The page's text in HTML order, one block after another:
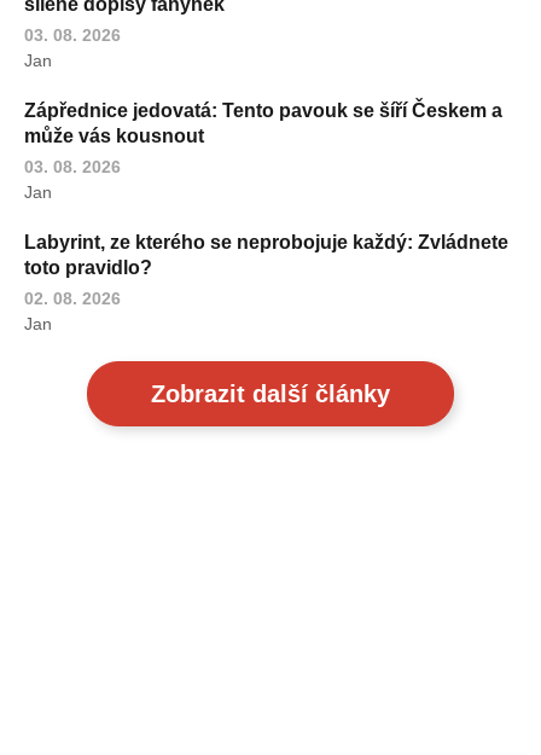
03. 08. 2026
Jan
Zápřednice jedovatá: Tento pavouk se šíří Českem a
může vás kousnout
03. 08. 2026
Jan
Labyrint, ze kterého se neprobojuje každý: Zvládnete
toto pravidlo?
02. 08. 2026
Jan
Zobrazit další články